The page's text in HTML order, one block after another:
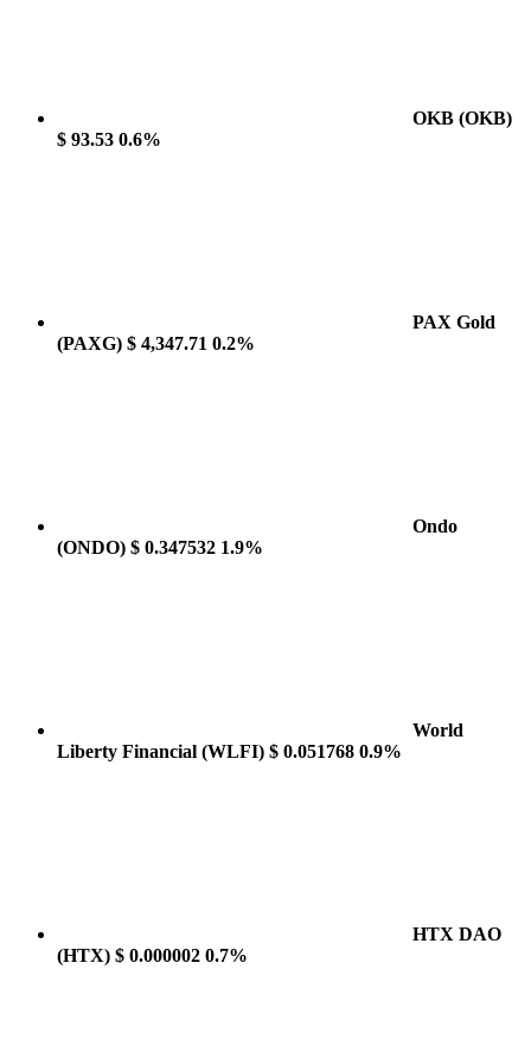
OKB (OKB)
$ 93.53 0.6%
PAX Gold
(PAXG) $ 4,347.71 0.2%
Ondo
(ONDO) $ 0.347532 1.9%
World
Liberty Financial (WLFI) $ 0.051768 0.9%
HTX DAO
(HTX) $ 0.000002 0.7%